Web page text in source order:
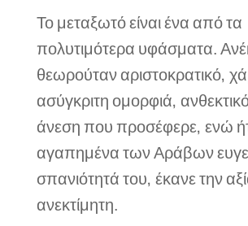
Το μεταξωτό είναι ένα από τα
πολυτιμότερα υφάσματα.
θεωρούταν αριστοκρατικό,
ασύγκριτη ομορφιά,
άνεση που προσέφερε, ενώ
αγαπημένα των Αράβων
σπανιότητά του, έκανε την
ανεκτίμητη.